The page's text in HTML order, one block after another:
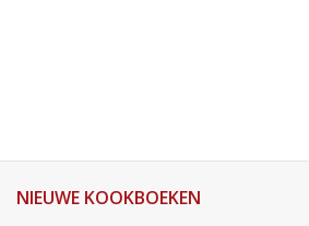
NIEUWE KOOKBOEKEN